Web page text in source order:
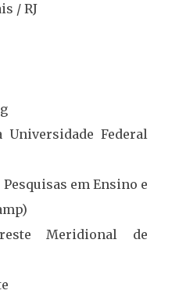
/ RJ
Universidade Federal
em Ensino e
Meridional de